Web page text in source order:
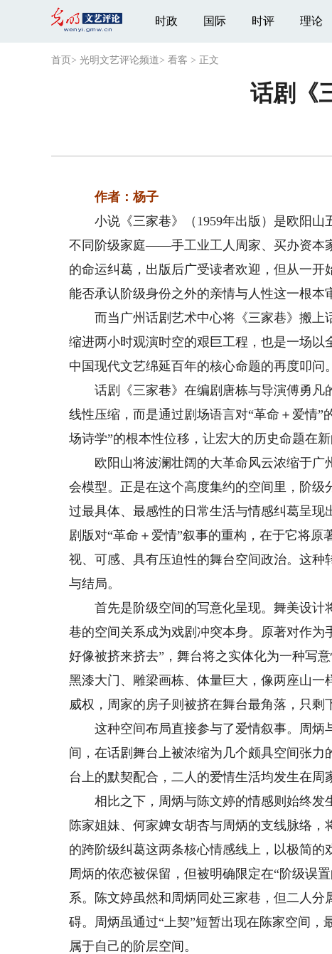
时政 国际 时评 理论
首页 > 光明文艺评论频道> 看客 > 正文
话剧《
作者：杨子
小说《三家巷》（1959年出版）是欧阳山
不同阶级家庭——手工业工人周家、买办资本
的命运纠葛，出版后广受读者欢迎，但从一开
能否承认阶级身份之外的亲情与人性这一根
而当广州话剧艺术中心将《三家巷》搬上
缩进两小时观演时空的艰巨工程，也是一场以
中国现代文艺绵延百年的核心命题的再度叩问。
话剧《三家巷》在编剧唐栋与导演傅勇凡
线性压缩，而是通过剧场语言对“革命＋爱情”
场诗学”的根本性位移，让宏大的历史命题在
欧阳山将波澜壮阔的大革命风云浓缩于广
会模型。正是在这个高度集约的空间里，阶
过最具体、最感性的日常生活与情感纠葛呈
剧版对“革命＋爱情”叙事的重构，在于它将
视、可感、具有压迫性的舞台空间政治。这
与结局。
首先是阶级空间的写意化呈现。舞美设计
巷的空间关系成为戏剧冲突本身。原著对作为
好像被挤来挤去”，舞台将之实体化为一种写
黑漆大门、雕梁画栋、体量巨大，像两座山
威权，周家的房子则被挤在舞台最角落，只剩
这种空间布局直接参与了爱情叙事。周炳
间，在话剧舞台上被浓缩为几个颇具空间张
台上的默契配合，二人的爱情生活均发生在周
相比之下，周炳与陈文婷的情感则始终发
陈家姐妹、何家婢女胡杏与周炳的支线脉络
的跨阶级纠葛这两条核心情感线上，以极简
周炳的依恋被保留，但被明确限定在“阶级误
系。陈文婷虽然和周炳同处三家巷，但二人
碍。周炳虽通过“上契”短暂出现在陈家空间
属于自己的阶层空间。